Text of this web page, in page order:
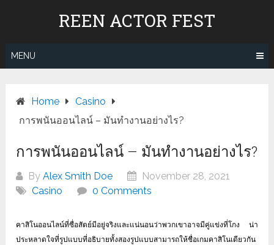
REEN ACTOR FEST
MENU
Home
Casino
การพนันออนไลน์ – มันทำงานอย่างไร?
การพนันออนไลน์ – มันทำงานอย่างไร?
ByAlex Smith Doe
November 28, 2021
Casino
0 Comments
คาสิโนออนไลน์ที่ซื่อสัตย์มีอยู่จริงและแน่นอนว่าพวกเขาอาจมีคู่แข่งที่โกง
น่า
ประหลาดใจที่รูปแบบที่อธิบายทั้งสองรูปแบบสามารถให้ชื่อเกมคาสิโนเดียวกัน